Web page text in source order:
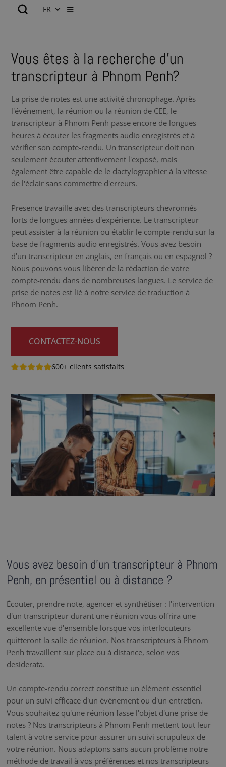
FR
Vous êtes à la recherche d’un
transcripteur à Phnom Penh?
La prise de notes est une activité chronophage. Après
l'événement, la réunion ou la réunion de CEE, le
transcripteur à Phnom Penh passe encore de longues
heures à écouter les fragments audio enregistrés et à
vérifier son compte-rendu. Un transcripteur doit non
seulement écouter attentivement l'exposé, mais
également être capable de le dactylographier à la vitesse
de l'éclair sans commettre d'erreurs.
Presence travaille avec des transcripteurs chevronnés
forts de longues années d'expérience. Le transcripteur
peut assister à la réunion ou établir le compte-rendu sur la
base de fragments audio enregistrés. Vous avez besoin
d'un transcripteur en anglais, en français ou en espagnol ?
Nous pouvons vous libérer de la rédaction de votre
compte-rendu dans de nombreuses langues. Le service de
prise de notes est lié à notre service de traduction à
Phnom Penh.
CONTACTEZ-NOUS
600+ clients satisfaits
Vous avez besoin d’un transcripteur à Phnom
Penh, en présentiel ou à distance ?
Écouter, prendre note, agencer et synthétiser : l'intervention
d'un transcripteur durant une réunion vous offrira une
excellente vue d'ensemble lorsque vos interlocuteurs
quitteront la salle de réunion. Nos transcripteurs à Phnom
Penh travaillent sur place ou à distance, selon vos
desiderata.
Un compte-rendu correct constitue un élément essentiel
pour un suivi efficace d'un événement ou d'un entretien.
Vous souhaitez qu'une réunion fasse l'objet d'une prise de
notes ? Nos transcripteurs à Phnom Penh mettent tout leur
talent à votre service pour assurer un suivi scrupuleux de
votre réunion. Nous adaptons sans aucun problème notre
méthode de travail à vos préférences et nos transcripteurs